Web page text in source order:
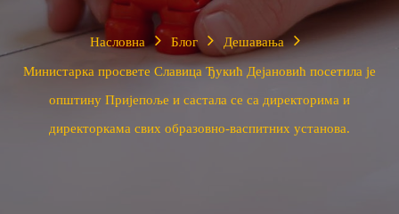
Насловна Блог Дешавања
Министарка просвете Славица Ђукић Дејановић посетила је
општину Пријепоље и састала се са директорима и
директоркама свих образовно-васпитних установа.